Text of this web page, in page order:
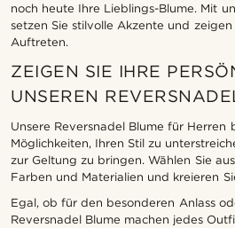
noch heute Ihre Lieblings-Blume. Mit
setzen Sie stilvolle Akzente und
Auftreten.
ZEIGEN SIE IHRE
UNSEREN
Unsere Reversnadel Blume für Herren
Möglichkeiten, Ihren Stil zu
zur Geltung zu bringen. Wählen Sie
Farben und Materialien und kreieren
Egal, ob für den besonderen Anlass
Reversnadel Blume machen jedes